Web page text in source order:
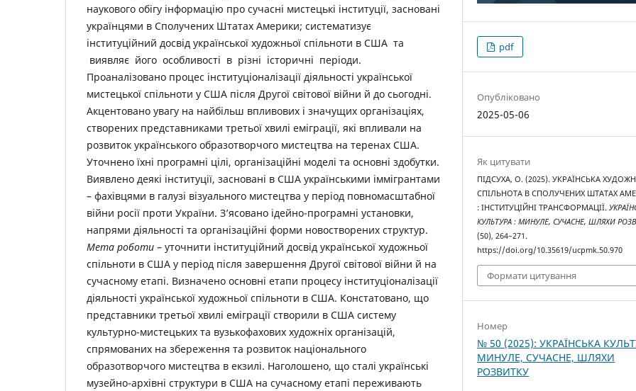
наукового обігу інформацію про сучасні мистецькі інституції, засновані
українцями в Сполучених Штатах Америки; систематизує
інституційний досвід української художньої спільноти в США та
виявляє його особливості в різні історичні періоди.
Проаналізовано процес інституціоналізації діяльності української
мистецької спільноти у США після Другої світової війни й до сьогодні.
Акцентовано увагу на найбільш впливових і значущих організаціях,
створених представниками третьої хвилі еміграції, які впливали на
розвиток українського образотворчого мистецтва на теренах США.
Уточнено їхні програмні цілі, організаційні моделі та основні здобутки.
Виявлено деякі інституції, засновані в США українськими іммігрантами
– фахівцями в галузі візуального мистецтва у період повномасштабної
війни росії проти України. З’ясовано ідейно-програмні установки,
напрями діяльності та організаційні форми новостворених структур.
Мета роботи – уточнити інституційний досвід української художньої
спільноти в США у період після завершення Другої світової війни й на
сучасному етапі. Визначено основні етапи процесу інституціоналізації
діяльності української художньої спільноти в США. Констатовано, що
представники третьої хвилі еміграції створили в США систему
культурно-мистецьких та вузькофахових художніх організацій,
спрямованих на збереження та розвиток національного
образотворчого мистецтва в екзилі. Наголошено, що сталі українські
музейно-архівні структури в США на сучасному етапі переживають
pdf
Опубліковано
2025-05-06
Як цитувати
ПІДСУХА, О. (2025). УКРАЇНСЬКА
СПІЛЬНОТА В СПОЛУЧЕНИХ ШТАТАХ
: ІНСТИТУЦІЙНІ ТРАНСФОРМАЦІЇ.
КУЛЬТУРА : МИНУЛЕ, СУЧАСНЕ, ШЛЯХИ
(50), 264–271.
https://doi.org/10.35619/ucpmk.50.970
Формати цитування
Номер
№ 50 (2025): УКРАЇНСЬКА
МИНУЛЕ, СУЧАСНЕ, ШЛЯХИ
РОЗВИТКУ